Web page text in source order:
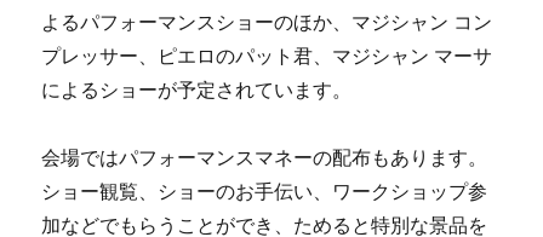
よるパフォーマンスショーのほか、マジシャン コン
プレッサー、ピエロのパット君、マジシャン マーサ
によるショーが予定されています。
会場ではパフォーマンスマネーの配布もあります。
ショー観覧、ショーのお手伝い、ワークショップ参
加などでもらうことができ、ためると特別な景品を